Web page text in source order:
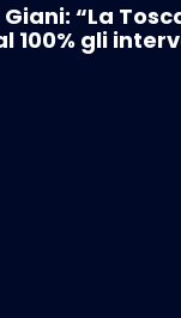
Giani: “La
100% gli